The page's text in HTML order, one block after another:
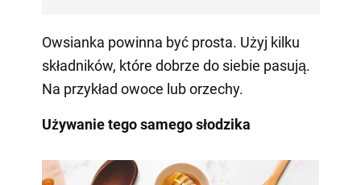
Owsianka powinna być prosta. Użyj kilku
składników, które dobrze do siebie pasują.
Na przykład owoce lub orzechy.
Używanie tego samego słodzika